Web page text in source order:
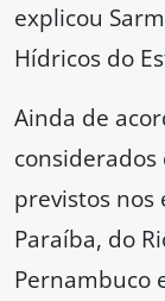
explicou
Hídricos do
Ainda de
considerados
previstos nos
Paraíba, do
Pernambuco